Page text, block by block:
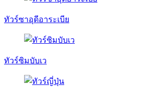
ทัวร์ซาอุดีอาระเบีย
ทัวร์ซิมบับเว